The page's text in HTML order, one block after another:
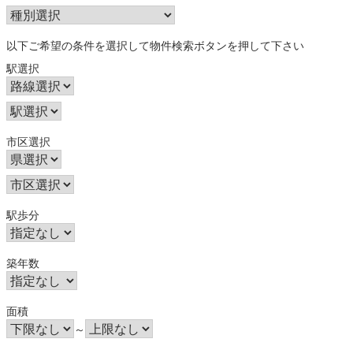
以下ご希望の条件を選択して物件検索ボタンを押して下さい
駅選択
市区選択
駅歩分
築年数
面積
～